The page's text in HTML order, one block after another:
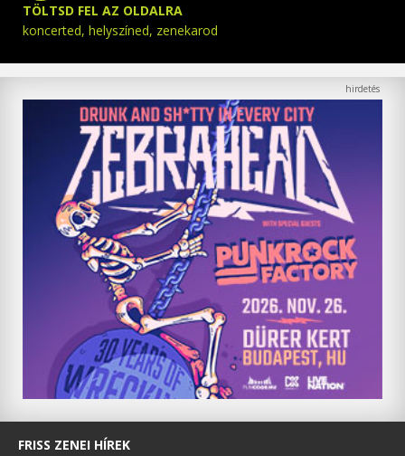
TÖLTSD FEL AZ OLDALRA
koncerted, helyszíned, zenekarod
FRISS ZENEI HÍREK